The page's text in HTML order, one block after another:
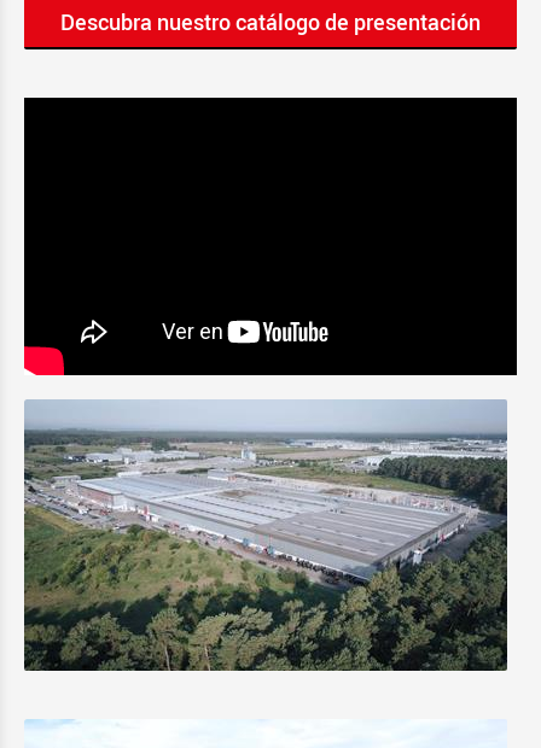
Descubra nuestro catálogo de presentación